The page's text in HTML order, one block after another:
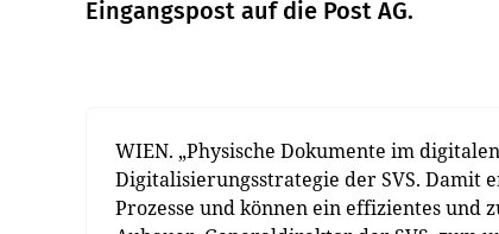
Eingangspost auf die Post AG.
WIEN. „Physische Dokumente im
Digitalisierungsstrategie der SVS.
Prozesse und können ein effizientes und